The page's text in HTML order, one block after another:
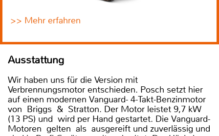
>> Mehr erfahren
Ausstattung
Wir haben uns für die Version mit
Verbrennungsmotor entschieden. Posch setzt hier
auf einen modernen Vanguard- 4-Takt-Benzinmotor
von Briggs & Stratton. Der Motor leistet 9,7 kW
(13 PS) und wird per Hand gestartet. Die Vanguard-
Motoren gelten als ausgereift und zuverlässig und